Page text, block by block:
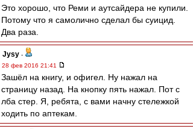
Это хорошо, что Реми и аутсайдера не купили.
Потому что я самолично сделал бы суицид.
Два раза.
Jysy -
28 фев 2016 21:41
Зашёл на книгу, и офигел. Ну нажал на
страницу назад. На кнопку пять нажал. Пот с
лба стер. Я, ребята, с вами начну стележкой
ходить по аптекам.